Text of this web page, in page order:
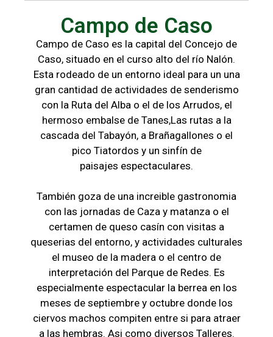
Campo de Caso
Campo de Caso es la capital del Concejo de
Caso, situado en el curso alto del río Nalón.
Esta rodeado de un entorno ideal para un una
gran cantidad de actividades de senderismo
con la Ruta del Alba o el de los Arrudos, el
hermoso embalse de Tanes,Las rutas a la
cascada del Tabayón, a Brañagallones o el
pico Tiatordos y un sinfín de
paisajes espectaculares.
También goza de una increible gastronomia
con las jornadas de Caza y matanza o el
certamen de queso casín con visitas a
queserias del entorno, y actividades culturales
el museo de la madera o el centro de
interpretación del Parque de Redes. Es
especialmente espectacular la berrea en los
meses de septiembre y octubre donde los
ciervos machos compiten entre si para atraer
a las hembras. Asi como diversos Talleres.